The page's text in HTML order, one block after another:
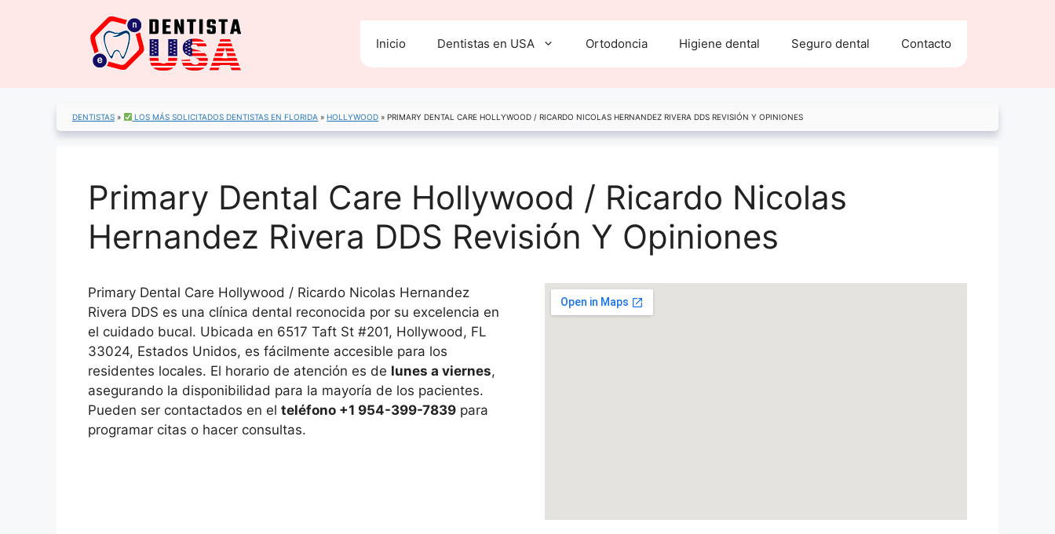
Inicio Dentistas en USA Ortodoncia Higiene dental Seguro dental Contacto
DENTISTAS » LOS MÁS SOLICITADOS DENTISTAS EN FLORIDA »HOLLYWOOD »PRIMARY DENTAL CARE HOLLYWOOD / RICARDO NICOLAS HERNANDEZ RIVERA DDS REVISIÓN Y OPINIONES
Primary Dental Care Hollywood / Ricardo Nicolas
Hernandez Rivera DDS Revisión Y Opiniones
Primary Dental Care Hollywood / Ricardo Nicolas Hernandez
Rivera DDS es una clínica dental reconocida por su excelencia en
el cuidado bucal. Ubicada en 6517 Taft St #201, Hollywood, FL
33024, Estados Unidos, es fácilmente accesible para los
residentes locales. El horario de atención es de lunes a viernes,
asegurando la disponibilidad para la mayoría de los pacientes.
Pueden ser contactados en el teléfono +1 954-399-7839 para
programar citas o hacer consultas.